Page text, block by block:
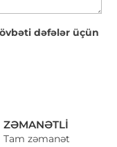
dəfələr üçün
ZƏMANƏTLI
Tam zəmanət